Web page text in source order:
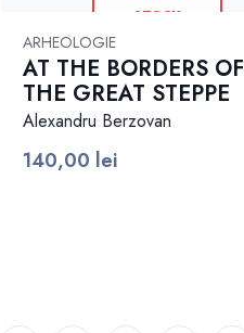
STOCK
ARHEOLOGIE
AT THE BORDERS OF
THE GREAT STEPPE
Alexandru Berzovan
140,00 lei